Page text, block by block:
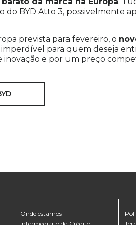
do BYD Atto 3, possivelmente
prevista para fevereiro, o
para quem deseja
inovação e por um preço
Onde estamos